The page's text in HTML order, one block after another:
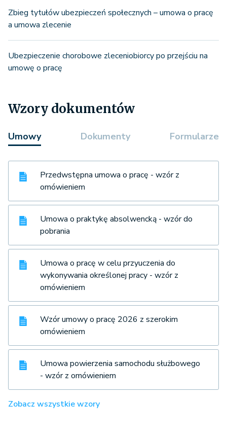
Zbieg tytułów ubezpieczeń społecznych – umowa o pracę
a umowa zlecenie
Ubezpieczenie chorobowe zleceniobiorcy po przejściu na
umowę o pracę
Wzory dokumentów
Umowy Dokumenty Formularze
Przedwstępna umowa o pracę - wzór z
omówieniem
Umowa o praktykę absolwencką - wzór do
pobrania
Umowa o pracę w celu przyuczenia do
wykonywania określonej pracy - wzór z
omówieniem
Wzór umowy o pracę 2026 z szerokim
omówieniem
Umowa powierzenia samochodu służbowego
- wzór z omówieniem
Zobacz wszystkie wzory